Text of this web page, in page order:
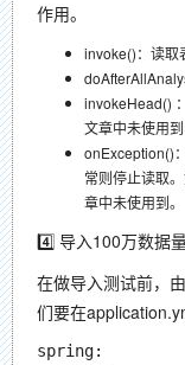
作用。
invoke()：读取
invokeHead()
文章中未使用到
onException()
常则停止读取
章中未使用到。
4️⃣ 导入100万数据
在做导入测试前，
们要在
spring: